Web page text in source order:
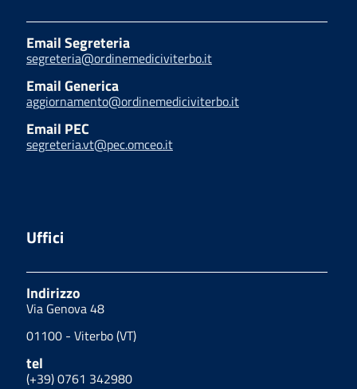
Email Segreteria
segreteria@ordinemediciviterbo.it
Email Generica
aggiornamento@ordinemediciviterbo.it
Email PEC
segreteria.vt@pec.omceo.it
Uffici
Indirizzo
Via Genova 48
01100 - Viterbo (VT)
tel
(+39) 0761 342980